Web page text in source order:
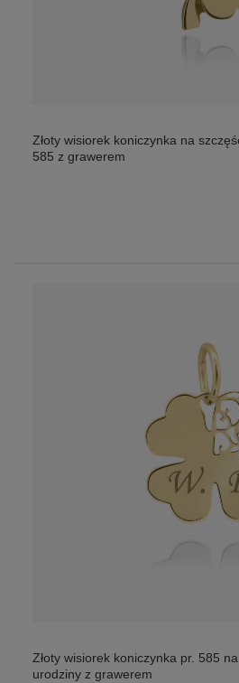
Złoty wisiorek koniczynka na
585 z grawerem
Złoty wisiorek koniczynka pr. 585 na
urodziny z grawerem